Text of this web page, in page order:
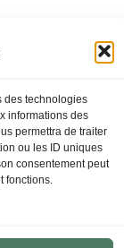
des technologies
informations des
permettra de traiter
ou les ID uniques
consentement peut
fonctions.
avez